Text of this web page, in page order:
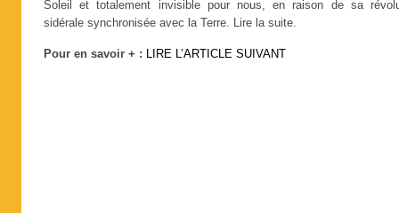
Soleil et totalement invisible pour nous, en raison de sa
sidérale synchronisée avec la Terre. Lire la suite.
Pour en savoir + : LIRE L’ARTICLE SUIVANT